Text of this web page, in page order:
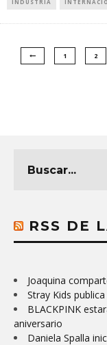
INDUSTRIA
1 2
RSS DE
Joaquina
Stray Kids publica
BLACKPINK
aniversario
Daniela Spalla